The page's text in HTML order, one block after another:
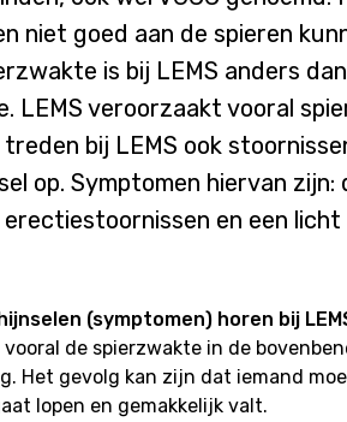
niet goed aan de spieren
is bij LEMS anders
LEMS veroorzaakt vooral
bij LEMS ook
op. Symptomen hiervan zijn:
en een
(symptomen) horen bij
vooral de spierzwakte in de
Het gevolg kan zijn dat iemand
lopen en gemakkelijk valt.